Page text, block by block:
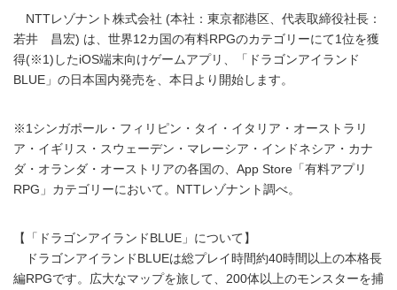
NTTレゾナント株式会社 (本社：東京都港区、代表取締役社長：
若井 昌宏) は、世界12カ国の有料RPGのカテゴリーにて1位を獲
得(※1)したiOS端末向けゲームアプリ、「ドラゴンアイランド
BLUE」の日本国内発売を、本日より開始します。
※1シンガポール・フィリピン・タイ・イタリア・オーストラリ
ア・イギリス・スウェーデン・マレーシア・インドネシア・カナ
ダ・オランダ・オーストリアの各国の、App Store「有料アプリ
RPG」カテゴリーにおいて。NTTレゾナント調べ。
【「ドラゴンアイランドBLUE」について】
ドラゴンアイランドBLUEは総プレイ時間約40時間以上の本格長
編RPGです。広大なマップを旅して、200体以上のモンスターを捕